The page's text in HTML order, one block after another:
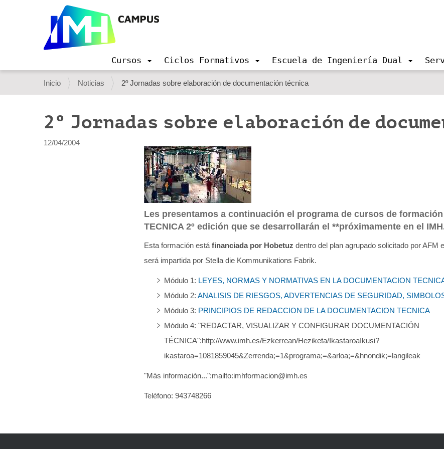
v
a
c
i
Cursos Ciclos Formativos Escuela de Ingeniería Dual
U
s
e
d
Inicio Noticias 2º Jornadas sobre elaboración de documentación técnica
2º Jornadas sobre elaboración de
12/04/2004
Les presentamos a continuación el programa de cursos de formación
TECNICA 2º edición que se desarrollarán el **próximamente en el
Esta formación está financiada por Hobetuz dentro del plan agrupado solicitado por AFM
será impartida por Stella die Kommunikations Fabrik.
Módulo 1: LEYES, NORMAS Y NORMATIVAS EN LA DOCUMENTACION
Módulo 2: ANALISIS DE RIESGOS, ADVERTENCIAS DE SEGURIDAD,
Módulo 3: PRINCIPIOS DE REDACCION DE LA DOCUMENTACION TECNICA
Módulo 4: "REDACTAR, VISUALIZAR Y CONFIGURAR DOCUMENTACIÓN
TÉCNICA":http://www.imh.es/Ezkerrean/Heziketa/IkastaroaIkusi?
ikastaroa=1081859045&Zerrenda;=1&programa;=&arloa;=&hnondik;=langileak
"Más información...":mailto:imhformacion@imh.es
Teléfono: 943748266